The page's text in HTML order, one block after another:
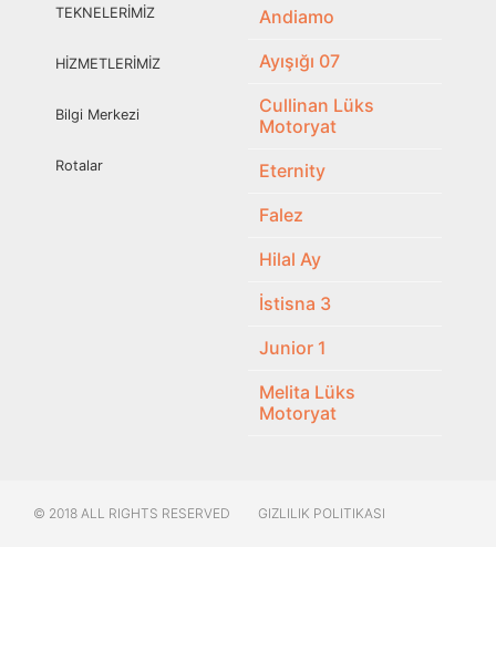
TEKNELERİMİZ
HİZMETLERİMİZ
Bilgi Merkezi
Rotalar
Andiamo
Ayışığı 07
Cullinan Lüks
Motoryat
Eternity
Falez
Hilal Ay
İstisna 3
Junior 1
Melita Lüks
Motoryat
© 2018 ALL RIGHTS RESERVED​ GIZLILIK POLITIKASI